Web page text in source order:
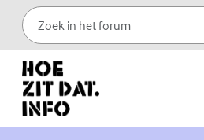
Skip to content